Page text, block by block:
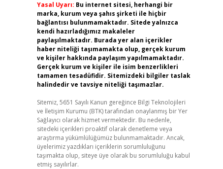
Yasal Uyarı: Bu internet sitesi, herhangi bir
marka, kurum veya şahıs şirketi ile hiçbir
bağlantısı bulunmamaktadır. Sitede yalnızca
kendi hazırladığımız makaleler
paylaşılmaktadır. Burada yer alan içerikler
haber niteliği taşımamakta olup, gerçek kurum
ve kişiler hakkında paylaşım yapılmamaktadır.
Gerçek kurum ve kişiler ile isim benzerlikleri
tamamen tesadüfidir. Sitemizdeki bilgiler taslak
halindedir ve tavsiye niteliği taşımazlar.
Sitemiz, 5651 Sayılı Kanun gereğince Bilgi Teknolojileri
ve İletişim Kurumu (BTK) tarafından onaylanmış bir Yer
Sağlayıcı olarak hizmet vermektedir. Bu nedenle,
sitedeki içerikleri proaktif olarak denetleme veya
araştırma yükümlülüğümüz bulunmamaktadır. Ancak,
üyelerimiz yazdıkları içeriklerin sorumluluğunu
taşımakta olup, siteye üye olarak bu sorumluluğu kabul
etmiş sayılırlar.